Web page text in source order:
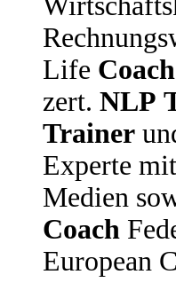
Life Coach
zert. NLP
Trainer
Experte
Medien
Coach
European